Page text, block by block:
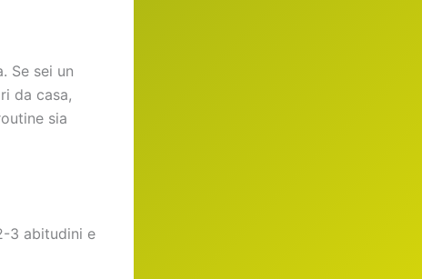
Se sei un
da casa,
sia
3 abitudini e